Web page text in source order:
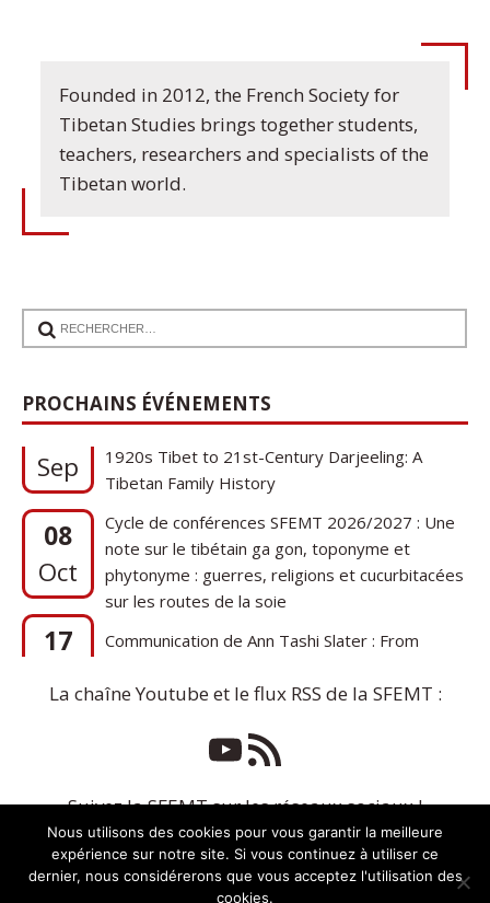
Founded in 2012, the French Society for
Tibetan Studies brings together students,
teachers, researchers and specialists of the
Tibetan world.
PROCHAINS ÉVÉNEMENTS
17
Communication de Ann Tashi Slater : From
1920s Tibet to 21st-Century Darjeeling: A
Tibetan Family History
08
Oct
Cycle de conférences SFEMT 2026/2027 : Une
note sur le tibétain ga gon, toponyme et
phytonyme : guerres, religions et cucurbitacées
sur les routes de la soie
17
Sep
Communication de Ann Tashi Slater : From
1920s Tibet to 21st-Century Darjeeling: A
La chaîne Youtube et le flux RSS de la SFEMT :
Suivez la SFEMT sur les réseaux sociaux !
Nous utilisons des cookies pour vous garantir la meilleure
expérience sur notre site. Si vous continuez à utiliser ce
dernier, nous considérerons que vous acceptez l'utilisation des
cookies.